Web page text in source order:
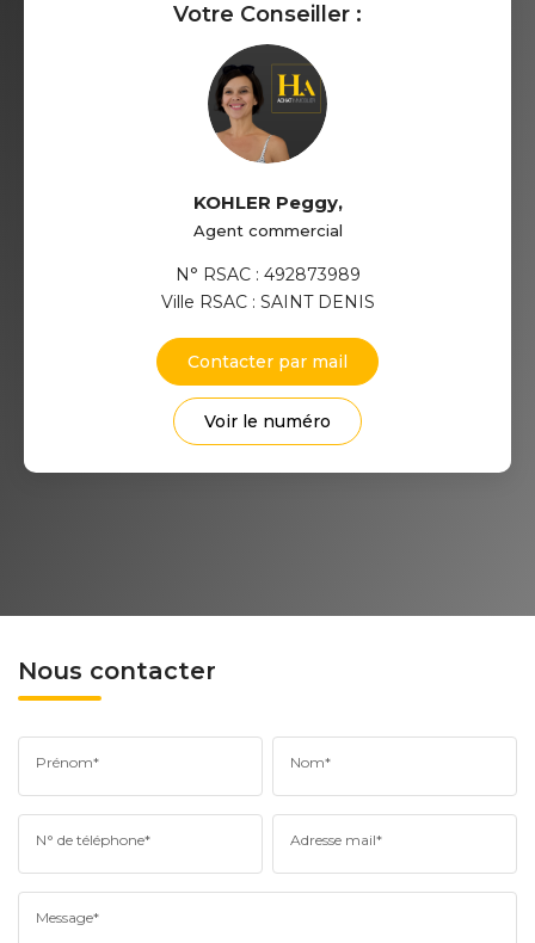
Votre Conseiller :
KOHLER Peggy,
Agent commercial
N° RSAC : 492873989
Ville RSAC : SAINT DENIS
Contacter par mail
Voir le numéro
Nous contacter
Prénom* Nom*
N° de téléphone* Adresse mail*
Message*